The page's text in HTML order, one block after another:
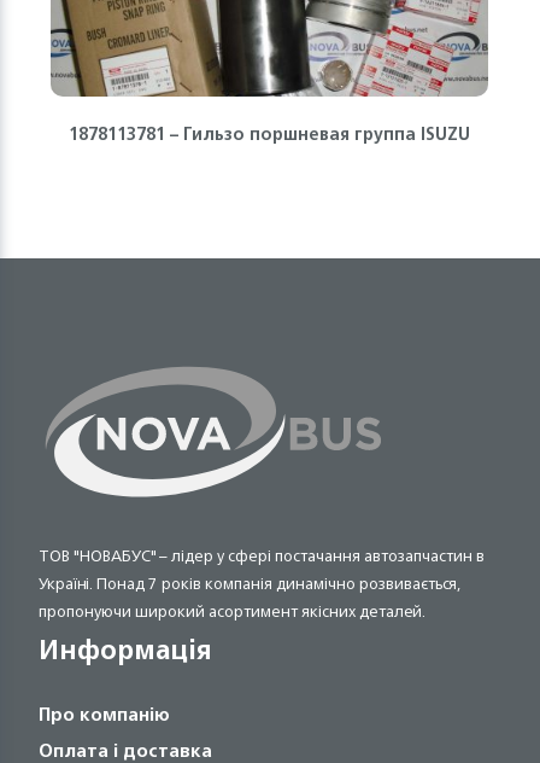
1878113781 – Гильзо поршневая группа ISUZU
ТОВ "НОВАБУС" – лідер у сфері постачання автозапчастин в
Україні. Понад 7 років компанія динамічно розвивається,
пропонуючи широкий асортимент якісних деталей.
Информація
Про компанію
Оплата і доставка